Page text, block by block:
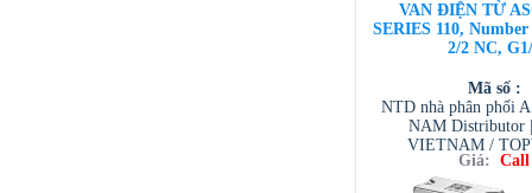
VAN ĐIỆN TỪ
SERIES 110,
2/2 NC,
Mã số :
NTD nhà phân phối
NAM Distributor
VIETNAM /
VIETNAM /
/ TESCOM
Giá: Call